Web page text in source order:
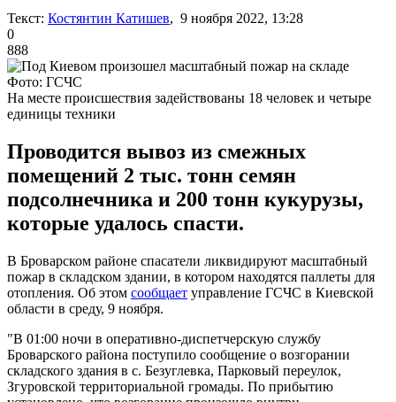
Текст: Костянтин Катишев, 9 ноября 2022, 13:28
0
888
Фото: ГСЧС
На месте происшествия задействованы 18 человек и четыре
единицы техники
Проводится вывоз из смежных
помещений 2 тыс. тонн семян
подсолнечника и 200 тонн кукурузы,
которые удалось спасти.
В Броварском районе спасатели ликвидируют масштабный
пожар в складском здании, в котором находятся паллеты для
отопления. Об этом сообщает управление ГСЧС в Киевской
области в среду, 9 ноября.
"В 01:00 ночи в оперативно-диспетчерскую службу
Броварского района поступило сообщение о возгорании
складского здания в с. Безуглевка, Парковый переулок,
Згуровской территориальной громады. По прибытию